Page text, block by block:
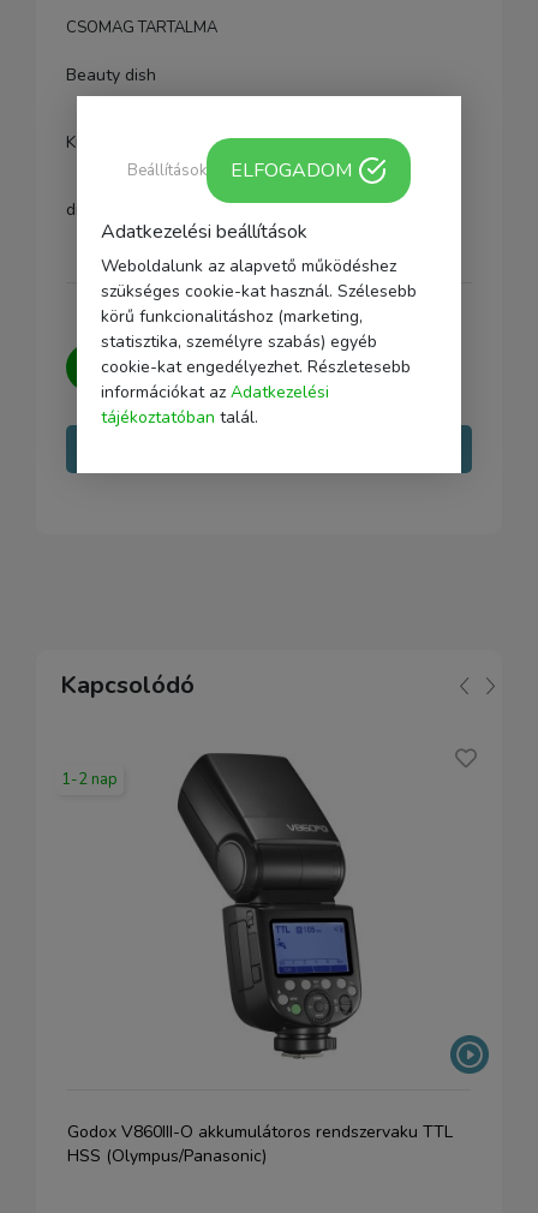
CSOMAG TARTALMA
Beauty dish
Külön vásárolható:
diffúzor és méhsejtrács
Kérdésed van?
Írj nekünk, igyekszünk
minden kérdésedre választ adni.
Kapcsolódó
1-2 nap
Godox V860III-O akkumulátoros rendszervaku TTL
HSS (Olympus/Panasonic)
Adatkezelési beállítások
Weboldalunk az alapvető működéshez
szükséges cookie-kat használ. Szélesebb
körű funkcionalitáshoz (marketing,
statisztika, személyre szabás) egyéb
cookie-kat engedélyezhet. Részletesebb
információkat az Adatkezelési
tájékoztatóban talál.
Beállítások ELFOGADOM